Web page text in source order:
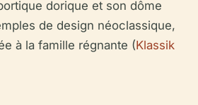
dorique et son dôme
de design néoclassique,
à la famille régnante (Klassik